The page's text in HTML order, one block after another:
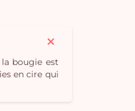
bougie est
en cire qui